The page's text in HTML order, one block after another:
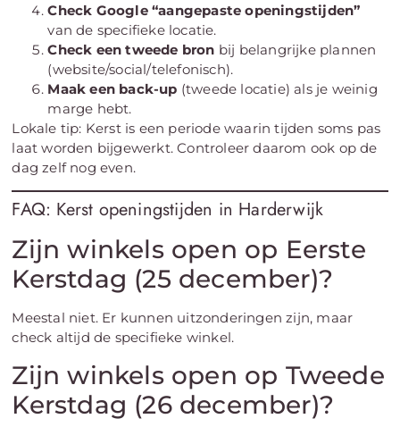
Check Google “aangepaste openingstijden”
van de specifieke locatie.
Check een tweede bron bij belangrijke plannen
(website/social/telefonisch).
Maak een back-up (tweede locatie) als je weinig
marge hebt.
Lokale tip: Kerst is een periode waarin tijden soms pas
laat worden bijgewerkt. Controleer daarom ook op de
dag zelf nog even.
FAQ: Kerst openingstijden in Harderwijk
Zijn winkels open op Eerste
Kerstdag (25 december)?
Meestal niet. Er kunnen uitzonderingen zijn, maar
check altijd de specifieke winkel.
Zijn winkels open op Tweede
Kerstdag (26 december)?